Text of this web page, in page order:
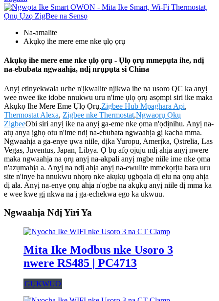
Na-amalite
Akụkọ ihe mere eme nke ụlọ ọrụ
Akụkọ ihe mere eme nke ụlọ ọrụ - Ụlọ ọrụ mmepụta ihe, ndị
na-ebubata ngwaahịa, ndị nrụpụta si China
Anyị etinyekwala uche n'ịkwalite njikwa ihe na usoro QC ka anyị
wee nwee ike idobe nnukwu uru n'ime ụlọ ọrụ asọmpi siri ike maka
Akụkọ Ihe Mere Eme Ụlọ Ọrụ,Zigbee Hub Mpaghara Api,
Thermostat Alexa, Zigbee nke Thermostat,Ngwaọrụ Ọkụ
ZigbeeObi siri anyị ike na anyị ga-eme nke ọma n'ọdịnihu. Anyị na-
atụ anya ịghọ otu n'ime ndị na-ebubata ngwaahịa gị kacha mma.
Ngwaahịa a ga-enye ụwa niile, dịka Yuropu, Amerịka, Ọstrelia, Las
Vegas, Juventus, Japan, Libya. Ọ bụ afọ ojuju ndị ahịa anyị nwere
maka ngwaahịa na ọrụ anyị na-akpali anyị mgbe niile ime nke ọma
n'azụmahịa a. Anyị na ndị ahịa anyị na-ewulite mmekọrịta bara uru
site n'inye ha nnukwu nhọrọ nke akụkụ ụgbọala dị elu na ọnụ ahịa
dị ala. Anyị na-enye ọnụ ahịa n'ogbe na akụkụ anyị niile dị mma ka
e wee kwe gị nkwa na ị ga-echekwa ego ka ukwuu.
Ngwaahịa Ndị Yiri Ya
Mita Ike Modbus nke Usoro 3
nwere RS485 | PC4713
GỤKWUO